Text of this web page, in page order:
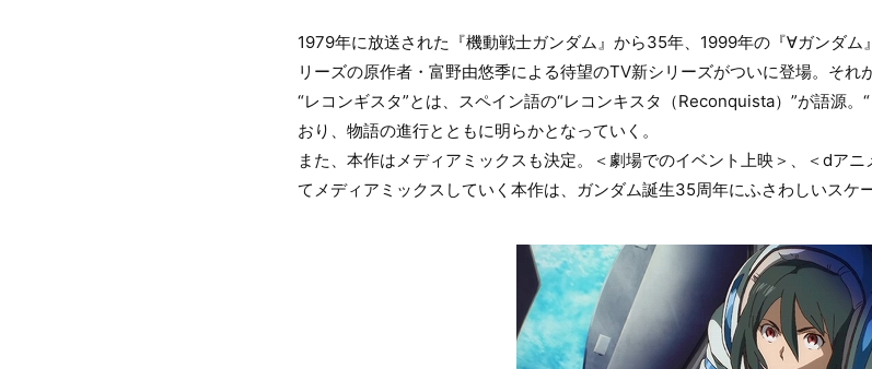
1979年に放送された『機動戦士ガンダム』から35年、1999年の『∀ガンダム
リーズの原作者・富野由悠季による待望のTV新シリーズがついに登場。それ
“レコンギスタ”とは、スペイン語の“レコンキスタ（Reconquista）”が語源。
おり、物語の進行とともに明らかとなっていく。
また、本作はメディアミックスも決定。＜劇場でのイベント上映＞、＜dア
てメディアミックスしていく本作は、ガンダム誕生35周年にふさわしいスケ